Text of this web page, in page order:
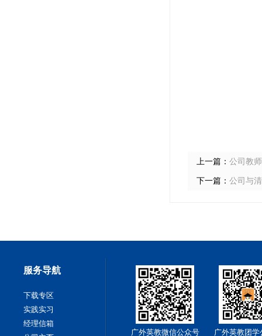
上一篇： 公司教
下一篇： 公司与
服务导航
下载专区
实践实习
经理信箱
广外英教微信公众号 广外英教团学